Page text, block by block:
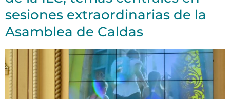
sesiones extraordinarias de la
Asamblea de Caldas